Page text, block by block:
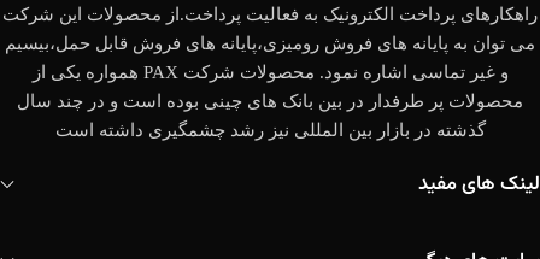
راهکارهای پرداخت الکترونیک به فعالیت پرداخت.از محصولات این شرکت
می توان به پایانه های فروش رومیزی،پایانه های فروش قابل حمل،بیسیم
و غیر تماسی اشاره نمود. محصولات شرکت PAX همواره یکی از
محصولات پر طرفدار در بین بانک های چینی بوده است و در چند سال
گذشته در بازار بین المللی نیز رشد چشمگیری داشته است
لینک های مفید